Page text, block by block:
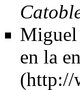
Miguel
en la